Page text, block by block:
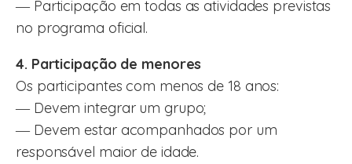
― Participação em todas as atividades previstas
no programa oficial.
4. Participação de menores
Os participantes com menos de 18 anos:
― Devem integrar um grupo;
― Devem estar acompanhados por um
responsável maior de idade.